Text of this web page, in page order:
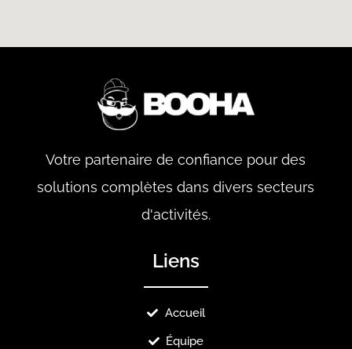
Votre partenaire de confiance pour des
solutions complètes dans divers secteurs
d'activités.
Liens
Accueil
Équipe